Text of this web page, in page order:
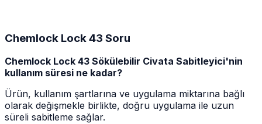
Chemlock Lock 43 Soru
Chemlock Lock 43 Sökülebilir Civata Sabitleyici'nin
kullanım süresi ne kadar?
Ürün, kullanım şartlarına ve uygulama miktarına bağlı
olarak değişmekle birlikte, doğru uygulama ile uzun
süreli sabitleme sağlar.